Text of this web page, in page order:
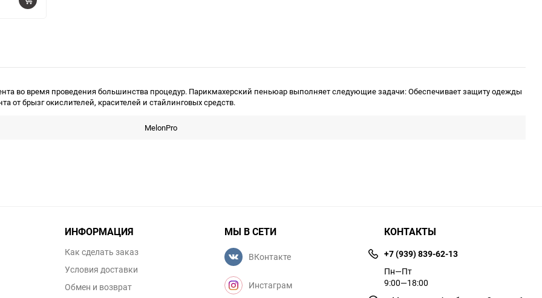
во время проведения большинства процедур. Парикмахерский пеньюар выполняет следующие задачи: Обеспечивает защиту одежды
брызг окислителей, красителей и стайлинговых средств.
MelonPro
ИНФОРМАЦИЯ
Как сделать заказ
Условия доставки
Обмен и возврат
МЫ В СЕТИ
ВКонтакте
Инстаграм
КОНТАКТЫ
+7 (939) 839-62-13
Пн—Пт
9:00—18:00